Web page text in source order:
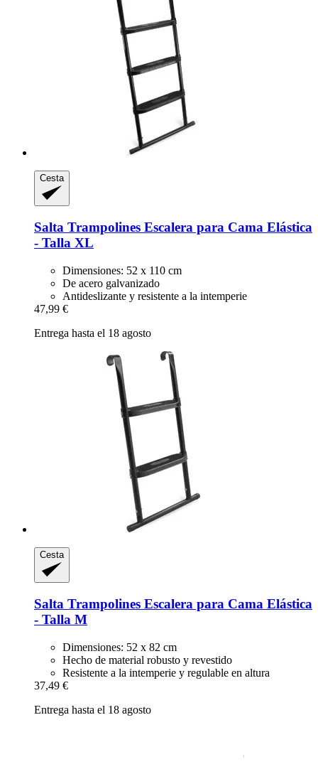
Cesta
Salta Trampolines Escalera para Cama Elástica
-​ Talla XL
Dimensiones: 52 x 110 cm
De acero galvanizado
Antideslizante y resistente a la intemperie
47,99 €
Entrega hasta el 18 agosto
Cesta
Salta Trampolines Escalera para Cama Elástica
-​ Talla M
Dimensiones: 52 x 82 cm
Hecho de material robusto y revestido
Resistente a la intemperie y regulable en altura
37,49 €
Entrega hasta el 18 agosto